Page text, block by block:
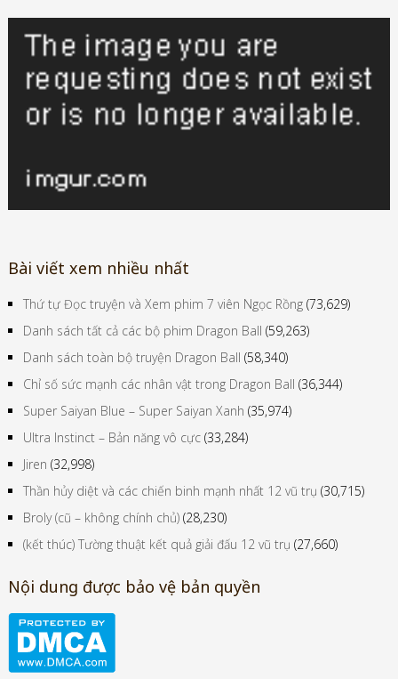
Bài viết xem nhiều nhất
Thứ tự Đọc truyện và Xem phim 7 viên Ngọc Rồng (73,629)
Danh sách tất cả các bộ phim Dragon Ball (59,263)
Danh sách toàn bộ truyện Dragon Ball (58,340)
Chỉ số sức mạnh các nhân vật trong Dragon Ball (36,344)
Super Saiyan Blue – Super Saiyan Xanh (35,974)
Ultra Instinct – Bản năng vô cực (33,284)
Jiren (32,998)
Thần hủy diệt và các chiến binh mạnh nhất 12 vũ trụ (30,715)
Broly (cũ – không chính chủ) (28,230)
(kết thúc) Tường thuật kết quả giải đấu 12 vũ trụ (27,660)
Nội dung được bảo vệ bản quyền